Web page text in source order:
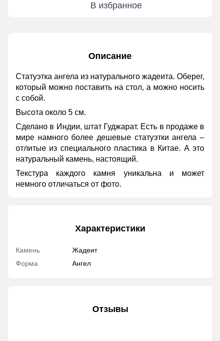
В избранное
Описание
Статуэтка ангела из натурального жадеита. Оберег,
который можно поставить на стол, а можно носить
с собой.
Высота около 5 см.
Сделано в Индии, штат Гуджарат. Есть в продаже в
мире намного более дешевые статуэтки ангела –
отлитые из специального пластика в Китае. А это
натуральный камень, настоящий.
Текстура каждого камня уникальна и может
немного отличаться от фото.
Характеристики
Камень
Жадеит
Форма
Ангел
Отзывы